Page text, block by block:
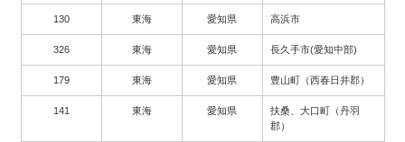
130 東海 愛知県 高浜市
326 東海 愛知県 長久手市(愛知中部)
179 東海 愛知県 豊山町（西春日井郡）
141 東海 愛知県
扶桑、大口町（丹羽
郡）